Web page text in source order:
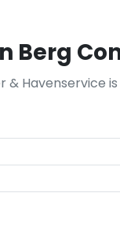
Berg
& Havenservice